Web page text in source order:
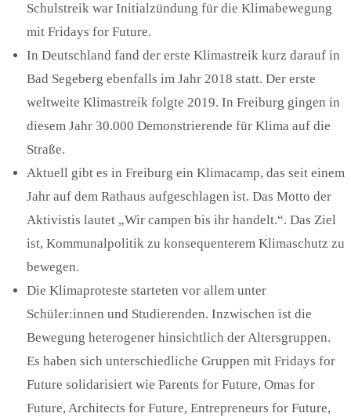
Schulstreik war Initialzündung für die Klimabewegung
mit Fridays for Future.
In Deutschland fand der erste Klimastreik kurz darauf in
Bad Segeberg ebenfalls im Jahr 2018 statt. Der erste
weltweite Klimastreik folgte 2019. In Freiburg gingen in
diesem Jahr 30.000 Demonstrierende für Klima auf die
Straße.
Aktuell gibt es in Freiburg ein Klimacamp, das seit einem
Jahr auf dem Rathaus aufgeschlagen ist. Das Motto der
Aktivistis lautet „Wir campen bis ihr handelt.“. Das Ziel
ist, Kommunalpolitik zu konsequenterem Klimaschutz zu
bewegen.
Die Klimaproteste starteten vor allem unter
Schüler:innen und Studierenden. Inzwischen ist die
Bewegung heterogener hinsichtlich der Altersgruppen.
Es haben sich unterschiedliche Gruppen mit Fridays for
Future solidarisiert wie Parents for Future, Omas for
Future, Architects for Future, Entrepreneurs for Future,